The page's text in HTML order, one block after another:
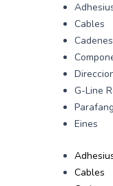
Cables
G-Line
Parafang
Eines
Cables